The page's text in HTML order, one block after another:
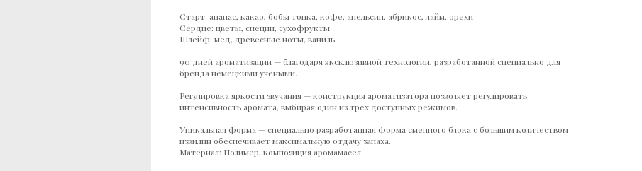
Старт: ананас, какао, бобы тонка, кофе, апельсин, абрикос, лайм, орехи
Сердце: цветы, специи, сухофрукты
Шлейф: мед, древесные ноты, ваниль
90 дней ароматизации — благодаря эксклюзивной технологии, разработанной специально для
бренда немецкими учеными.
Регулировка яркости звучания — конструкция ароматизатора позволяет регулировать
интенсивность аромата, выбирая один из трех доступных режимов.
Уникальная форма — специально разработанная форма сменного блока с большим количеством
извилин обеспечивает максимальную отдачу запаха.
Материал: Полимер, композиция аромамасел